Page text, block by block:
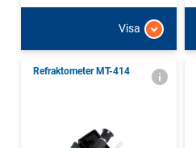
Visa
Refraktometer MT-414